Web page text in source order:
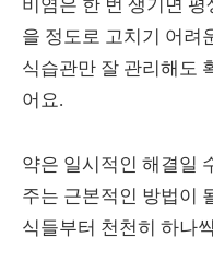
비염은 한 번 생기면
을 정도로 고치기 어려
식습관만 잘 관리해도
어요.
약은 일시적인 해결일
주는 근본적인 방법이
식들부터 천천히 하나